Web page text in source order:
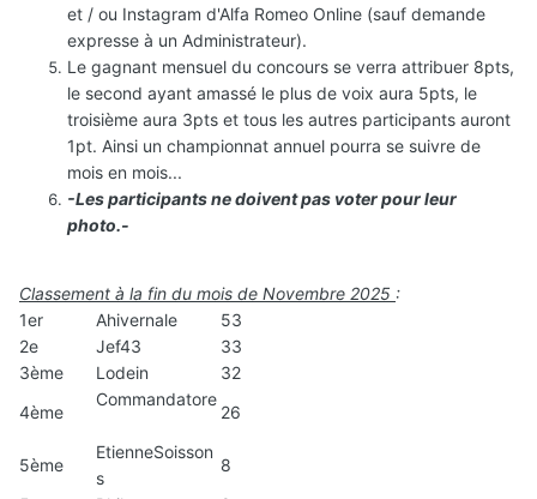
et / ou Instagram d'Alfa Romeo Online (sauf demande
expresse à un Administrateur).
Le gagnant mensuel du concours se verra attribuer 8pts,
le second ayant amassé le plus de voix aura 5pts, le
troisième aura 3pts et tous les autres participants auront
1pt. Ainsi un championnat annuel pourra se suivre de
mois en mois...
-Les participants ne doivent pas voter pour leur
photo.-
Classement à la fin du mois de Novembre 2025 :
1er
Ahivernale
53
2e
Jef43
33
3ème
Lodein
32
4ème
Commandatore
26
5ème
EtienneSoisson
s
8